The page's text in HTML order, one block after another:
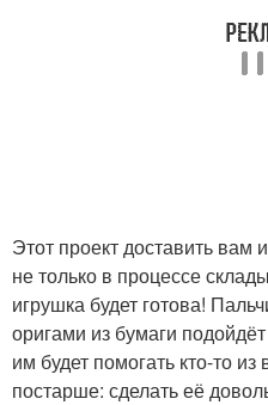
Этот проект доставить
не только в процессе
игрушка будет готова!
оригами из бумаги
им будет помогать кто-то
постарше: сделать её